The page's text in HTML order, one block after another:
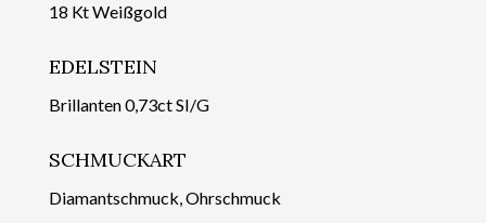
18 Kt Weißgold
EDELSTEIN
Brillanten 0,73ct SI/G
SCHMUCKART
Diamantschmuck, Ohrschmuck